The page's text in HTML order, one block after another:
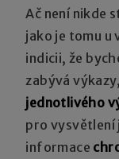
Ač není nikde
jako je tomu u
indicii, že
zabývá výkazy,
jednotlivého
pro
informace